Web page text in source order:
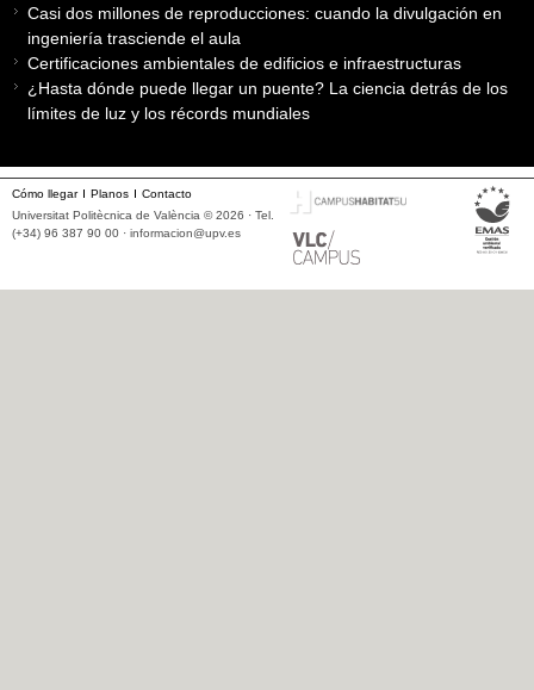
Casi dos millones de reproducciones: cuando la divulgación en
ingeniería trasciende el aula
Certificaciones ambientales de edificios e infraestructuras
¿Hasta dónde puede llegar un puente? La ciencia detrás de los
límites de luz y los récords mundiales
Cómo llegar Planos
Contacto
Universitat Politècnica de València © 2026 · Tel.
(+34) 96 387 90 00 · informacion@upv.es